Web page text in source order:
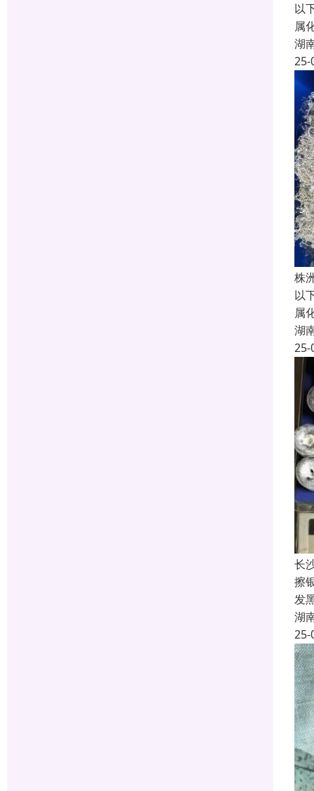
以
属
湖
25-
株
以
属
湖
25-
长
擦
发
湖
25-